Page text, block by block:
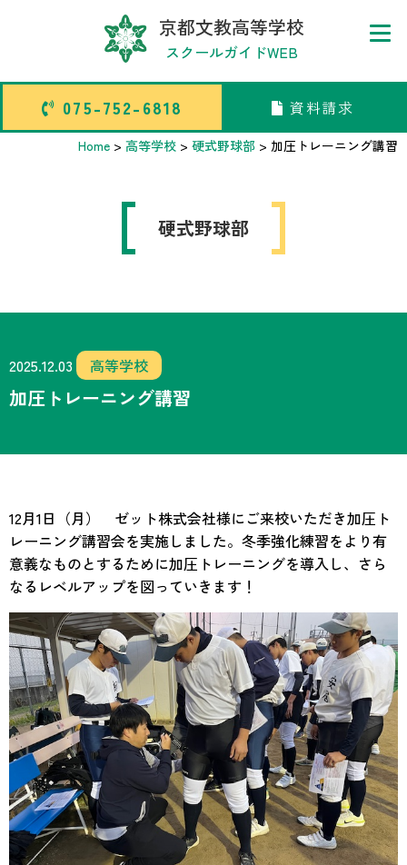
075-752-6818 資料請求
中学校部活TOP
卒業生メッセージ
京都文教高等学校
スクールガイドWEB
075-752-6818 資料請求
Home > 高等学校 > 硬式野球部 > 加圧トレーニング講習
硬式野球部
2025.12.03 高等学校
加圧トレーニング講習
12月1日（月） ゼット株式会社様にご来校いただき加圧ト
レーニング講習会を実施しました。冬季強化練習をより有
意義なものとするために加圧トレーニングを導入し、さら
なるレベルアップを図っていきます！